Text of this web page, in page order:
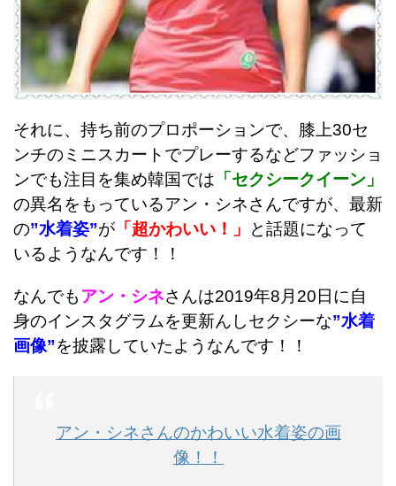
それに、持ち前のプロポーションで、膝上30セ
ンチのミニスカートでプレーするなどファッショ
ンでも注目を集め韓国では 「セクシークイーン」
の異名をもっているアン・シネさんですが、最新
の”水着姿”が 「超かわいい！」
と話題になって
いるようなんです！！
なんでもアン・シネさんは2019年8月20日に自
身のインスタグラムを更新んしセクシーな”水着
画像”を披露していたようなんです！！
アン・シネさんのかわいい水着姿の画
像！！